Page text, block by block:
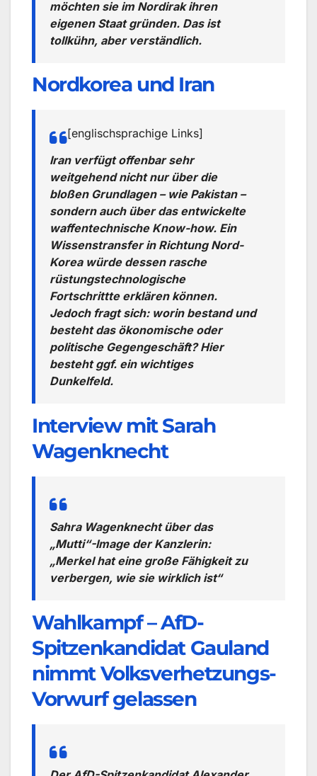
möchten sie im Nordirak ihren
eigenen Staat gründen. Das ist
tollkühn, aber verständlich.
Nordkorea und Iran
[englischsprachige Links]
Iran verfügt offenbar sehr
weitgehend nicht nur über die
bloßen Grundlagen – wie Pakistan –
sondern auch über das entwickelte
waffentechnische Know-how. Ein
Wissenstransfer in Richtung Nord-
Korea würde dessen rasche
rüstungstechnologische
Fortschrittte erklären können.
Jedoch fragt sich: worin bestand und
besteht das ökonomische oder
politische Gegengeschäft? Hier
besteht ggf. ein wichtiges
Dunkelfeld.
Interview mit Sarah
Wagenknecht
Sahra Wagenknecht über das
„Mutti“-Image der Kanzlerin:
„Merkel hat eine große Fähigkeit zu
verbergen, wie sie wirklich ist“
Wahlkampf – AfD-
Spitzenkandidat Gauland
nimmt Volksverhetzungs-
Vorwurf gelassen